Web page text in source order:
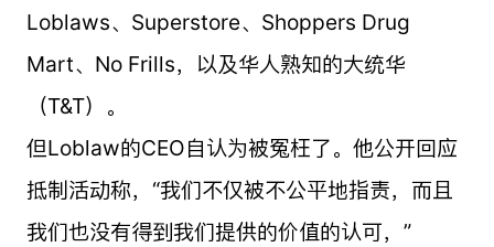
Loblaws、Superstore、Shoppers Drug
Mart、No Frills，以及华人熟知的大统华
（T&T）。
但Loblaw的CEO自认为被冤枉了。他公开回应
抵制活动称，“我们不仅被不公平地指责，而且
我们也没有得到我们提供的价值的认可，”